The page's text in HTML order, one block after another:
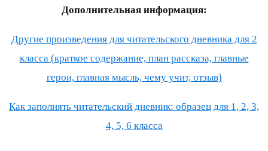
Дополнительная информация:
Другие произведения для читательского дневника для 2
класса (краткое содержание, план рассказа, главные
герои, главная мысль, чему учит, отзыв)
Как заполнять читательский дневник: образец для 1, 2, 3,
4, 5, 6 класса